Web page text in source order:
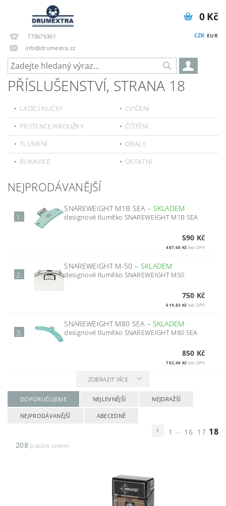
773676361
info@drumextra.cz
CZK EUR
0 Kč
PŘÍSLUŠENSTVÍ, STRANA 18
LADÍCÍ KLIČKY
CVIČENÍ
PRSTENCE/KROUŽKY
ČIŠTĚNÍ
TLUMENÍ
OBALY
RUKAVICE
OSTATNÍ
NEJPRODÁVANĚJŠÍ
1.
SNAREWEIGHT M1B SEA – SKLADEM
designové tlumítko SNAREWEIGHT M1B SEA
590 Kč
487,60 Kč bez DPH
2.
SNAREWEIGHT M-50 – SKLADEM
designové tlumítko SNAREWEIGHT M50
750 Kč
619,83 Kč bez DPH
3.
SNAREWEIGHT M80 SEA – SKLADEM
designové tlumítko SNAREWEIGHT M80 SEA
850 Kč
702,48 Kč bez DPH
ZOBRAZIT VÍCE
DOPORUČUJEME NEJLEVNĚJŠÍ NEJDRAŽŠÍ
NEJPRODÁVANĚJŠÍ ABECEDNĚ
1 ... 16 17 18
208položek celkem